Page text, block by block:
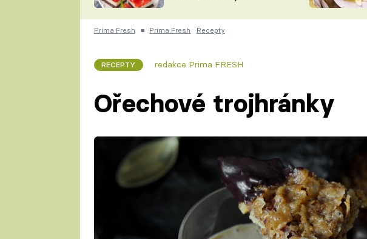
ČESKO NA TALÍŘI
KUCHAŘKA
Prima Fresh ■ Prima Fresh Recepty
RECEPTY redakce Prima FRESH
Ořechové trojhránky